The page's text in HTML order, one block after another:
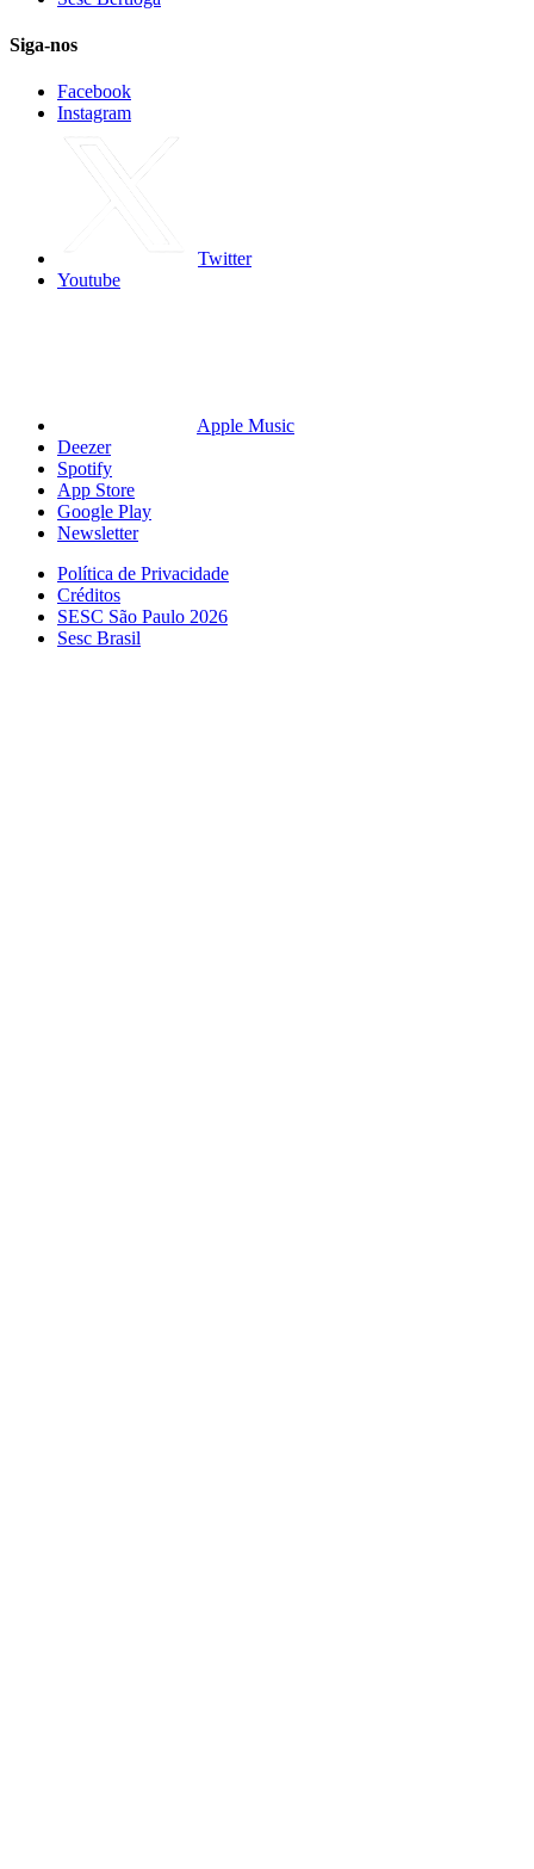
Siga-nos
Facebook
Instagram
Twitter
Youtube
Apple Music
Deezer
Spotify
App Store
Google Play
Newsletter
Política de Privacidade
Créditos
SESC São Paulo 2026
Sesc Brasil